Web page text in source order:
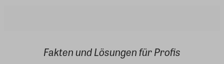
Fakten und Lösungen für Profis